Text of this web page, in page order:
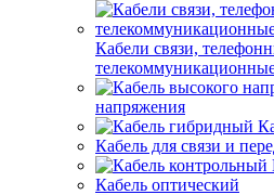
Кабели связи,
напряжения
Кабель для связи и
Кабель оптический